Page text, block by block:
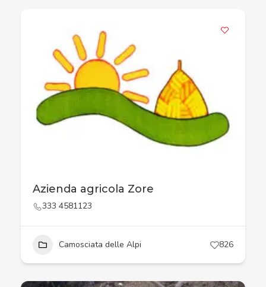
Azienda agricola Zore
333 4581123
Camosciata delle Alpi 826